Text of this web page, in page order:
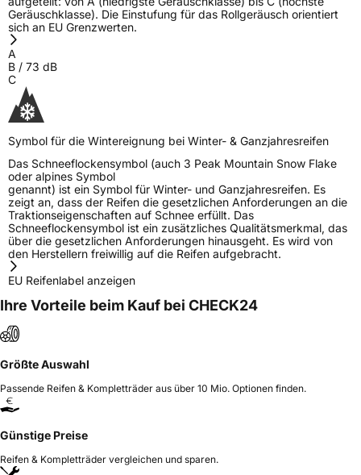
Geräuschklasse). Die Einstufung für das Rollgeräusch orientiert
sich an EU Grenzwerten.
A
B / 73 dB
C
Symbol für die Wintereignung bei Winter- & Ganzjahresreifen
Das Schneeflockensymbol (auch 3 Peak Mountain Snow Flake
oder alpines Symbol
genannt) ist ein Symbol für Winter- und Ganzjahresreifen. Es
zeigt an, dass der Reifen die gesetzlichen Anforderungen an die
Traktionseigenschaften auf Schnee erfüllt. Das
Schneeflockensymbol ist ein zusätzliches Qualitätsmerkmal, das
über die gesetzlichen Anforderungen hinausgeht. Es wird von
den Herstellern freiwillig auf die Reifen aufgebracht.
EU Reifenlabel anzeigen
Ihre Vorteile beim Kauf bei CHECK24
Größte Auswahl
Passende Reifen & Kompletträder aus über 10 Mio. Optionen finden.
Günstige Preise
Reifen & Kompletträder vergleichen und sparen.